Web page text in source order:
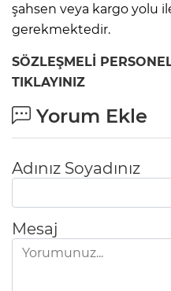
şahsen veya kargo yolu
gerekmektedir.
SÖZLEŞMELİ
TIKLAYINIZ
Yorum Ekle
Adınız Soyadınız
Mesaj